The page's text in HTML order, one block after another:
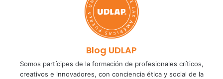
Blog UDLAP
Somos partícipes de la formación de profesionales críticos,
creativos e innovadores, con conciencia ética y social de la